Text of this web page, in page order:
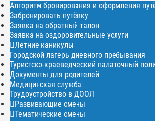
Алгоритм бронирования и оформления
Забронировать путёвку
Заявка на обратный талон
Заявка на оздоровительные услуги
Летние каникулы
Городской лагерь дневного пребывания
Туристско-краеведческий палаточный
Документы для родителей
Медицинская служба
Трудоустройство в ДООЛ
Развивающие смены
Тематические смены